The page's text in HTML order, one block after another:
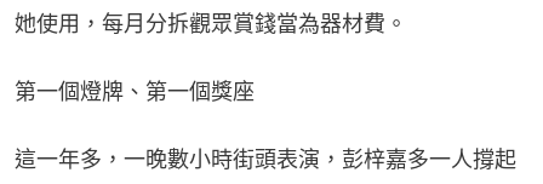
她使用，每月分拆觀眾賞錢當為器材費。
第一個燈牌、第一個獎座
這一年多，一晚數小時街頭表演，彭梓嘉多一人撐起